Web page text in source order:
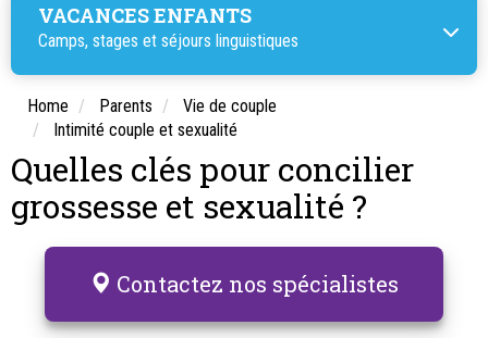
VACANCES ENFANTS
Camps, stages et séjours linguistiques
Home Parents
Vie de couple
Intimité couple et sexualité
Quelles clés pour concilier
grossesse et sexualité ?
Contactez nos spécialistes